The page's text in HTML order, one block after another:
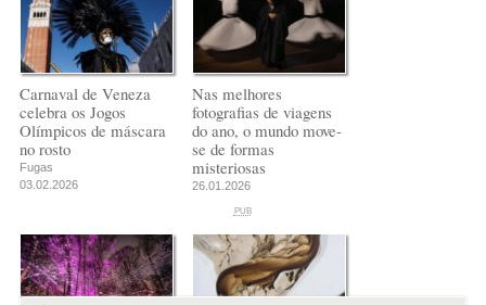
Carnaval de Veneza
celebra os Jogos
Olímpicos de máscara
no rosto
Fugas
03.02.2026
Nas melhores
fotografias de viagens
do ano, o mundo move-
se de formas
misteriosas
26.01.2026
PUB
PUB
PUB